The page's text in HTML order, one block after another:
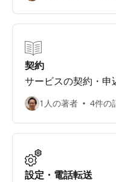
契約
サービスの契約・申
1人の著者 4件の
設定・電話転送